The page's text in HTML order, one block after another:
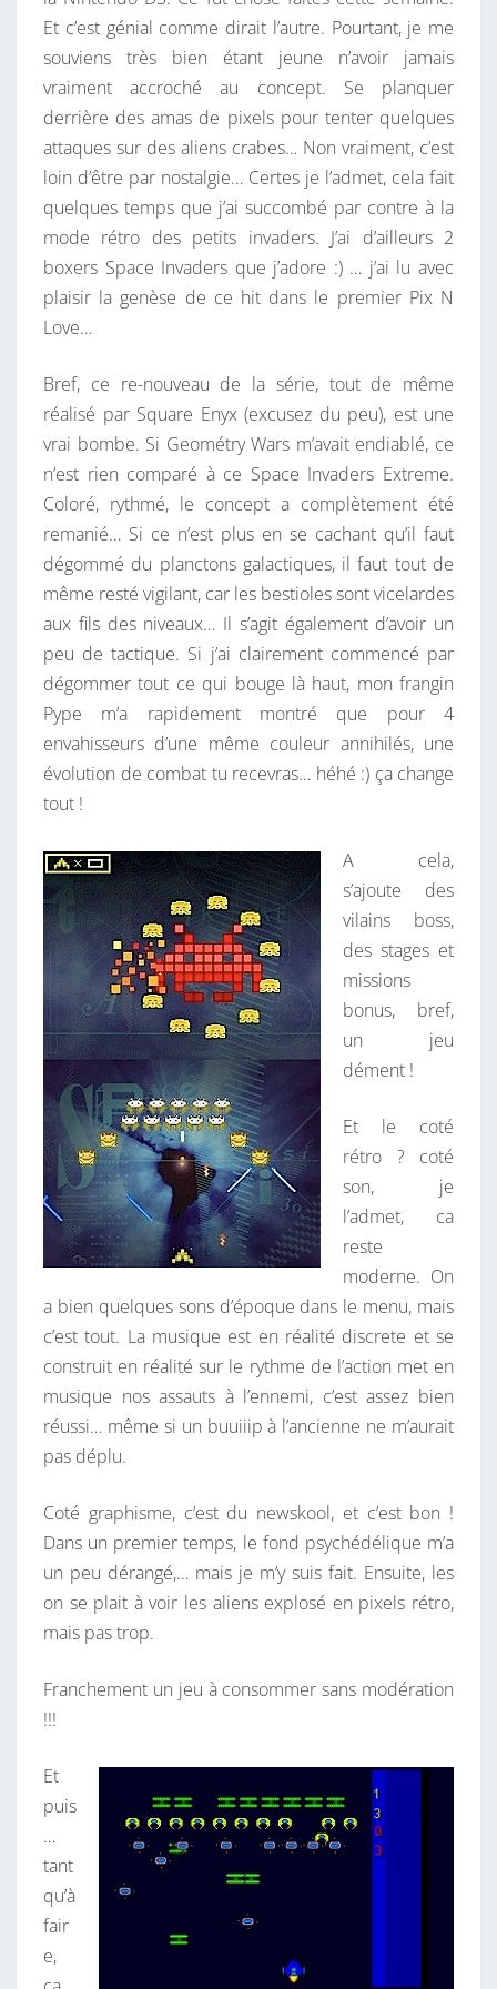
V
A
D
E
R
S
N
O
U
V
U
Et c’est génial comme dirait l’autre. Pourtant, je me
souviens très bien étant jeune n’avoir jamais
vraiment accroché au concept. Se planquer
derrière des amas de pixels pour tenter quelques
attaques sur des aliens crabes… Non vraiment, c’est
loin d’être par nostalgie… Certes je l’admet, cela fait
quelques temps que j’ai succombé par contre à la
mode rétro des petits invaders. J’ai d’ailleurs 2
boxers Space Invaders que j’adore :) … j’ai lu avec
plaisir la genèse de ce hit dans le premier Pix N
Love…
Bref, ce re-nouveau de la série, tout de même
réalisé par Square Enyx (excusez du peu), est une
vrai bombe. Si Geométry Wars m’avait endiablé, ce
n’est rien comparé à ce Space Invaders Extreme.
Coloré, rythmé, le concept a complètement été
remanié… Si ce n’est plus en se cachant qu’il faut
dégommé du planctons galactiques, il faut tout de
même resté vigilant, car les bestioles sont vicelardes
aux fils des niveaux… Il s’agit également d’avoir un
peu de tactique. Si j’ai clairement commencé par
dégommer tout ce qui bouge là haut, mon frangin
Pype m’a rapidement montré que pour 4
envahisseurs d’une même couleur annihilés, une
évolution de combat tu recevras… héhé :) ça change
tout !
A cela,
s’ajoute des
vilains boss,
des stages et
missions
bonus, bref,
un jeu
dément !
Et le coté
rétro ? coté
son, je
l’admet, ca
reste
moderne. On
a bien quelques sons d’époque dans le menu, mais
c’est tout. La musique est en réalité discrete et se
construit en réalité sur le rythme de l’action met en
musique nos assauts à l’ennemi, c’est assez bien
réussi… même si un buuiiip à l’ancienne ne m’aurait
pas déplu.
Coté graphisme, c’est du newskool, et c’est bon !
Dans un premier temps, le fond psychédélique m’a
un peu dérangé,… mais je m’y suis fait. Ensuite, les
on se plait à voir les aliens explosé en pixels rétro,
mais pas trop.
Franchement un jeu à consommer sans modération
!!!
Et
puis
…
tant
qu’à
fair
e,